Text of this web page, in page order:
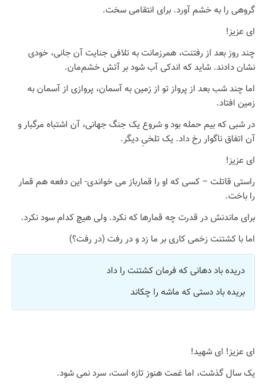
گروهی را به خشم آورد. برای انتقامی سخت.
ای عزیز!
چند روز بعد از رفتنت، همرزمانت به تلافی جنایت آن جانی، خودی
نشان دادند. شاید که اندکی آب شود بر آتش خشم‌مان.
اما چند شب بعد از پرواز تو از زمین به آسمان، پروازی از آسمان به
زمین افتاد.
در شبی که بیم حمله بود و شروع یک جنگ جهانی، آن اشتباه مرگبار و
آن اتفاق ناگوار رخ داد. یک تلخیِ دیگر.
ای عزیز!
راستی قاتلت – کسی که او را قمارباز می خواندی- این دفعه هم قمار
را باخت.
برای ماندنش در قدرت چه قمار‌ها که نکرد. ولی هیچ کدام سود نکرد.
اما با کشتنت زخمی کاری بر ما زد و در رفت (در رفت؟)
دریده باد دهانی که فرمان کشتنت را داد
بریده باد دستی که ماشه را چکاند
ای عزیز! ای شهید!
یک سال گذشت، اما غمت هنوز تازه است، سرد نمی شود.